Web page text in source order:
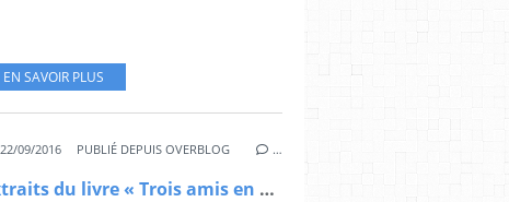
EN SAVOIR PLUS
22/09/2016 PUBLIÉ DEPUIS OVERBLOG …
Extraits du livre « Trois amis en quête de Sagesse » (11)